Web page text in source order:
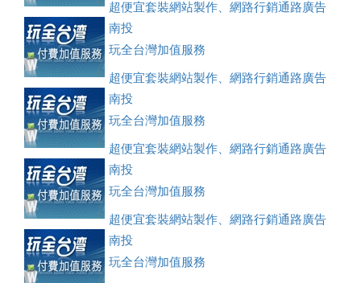
超便宜套裝網站製作、網路行銷通路廣告
刊登、訂房系統、客房委託旅行社銷售，全面優惠中....
南投
玩全台灣加值服務
超便宜套裝網站製作、網路行銷通路廣告
刊登、訂房系統、客房委託旅行社銷售，全面優惠中....
南投
玩全台灣加值服務
超便宜套裝網站製作、網路行銷通路廣告
刊登、訂房系統、客房委託旅行社銷售，全面優惠中....
南投
玩全台灣加值服務
超便宜套裝網站製作、網路行銷通路廣告
刊登、訂房系統、客房委託旅行社銷售，全面優惠中....
南投
玩全台灣加值服務